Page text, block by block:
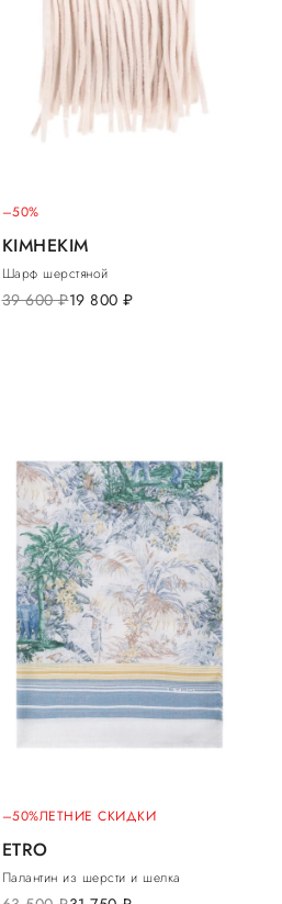
–50%
KIMHEKIM
Шарф шерстяной
39 600руб.19 800 руб.
–50%ЛЕТНИЕ СКИДКИ
ETRO
Палантин из шерсти и шелка